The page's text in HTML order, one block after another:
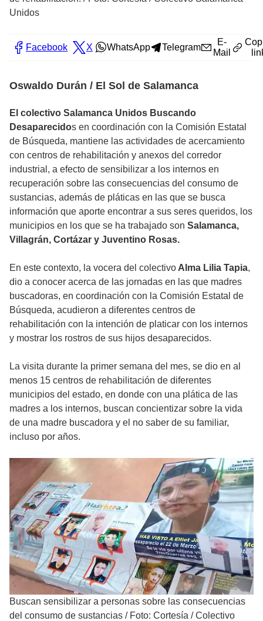
Unidos
Facebook X WhatsApp Telegram
E-
Mail
Oswaldo Durán / El Sol de Salamanca
El colectivo Salamanca Unidos Buscando
Desaparecidos en coordinación con la Comisión Estatal
de Búsqueda, mantiene las actividades de acercamiento
con centros de rehabilitación y anexos del corredor
industrial, a efecto de sensibilizar a los internos en
recuperación sobre las consecuencias del consumo de
sustancias, además de pláticas en las que se busca
información que aporte encontrar a sus seres queridos, los
municipios en los que se ha trabajado son Salamanca,
Villagrán, Cortázar y Juventino Rosas.
En este contexto, la vocera del colectivo Alma Lilia Tapia,
dio a conocer acerca de las jornadas en las que madres
buscadoras, en coordinación con la Comisión Estatal de
Búsqueda, acudieron a diferentes centros de
rehabilitación con la intención de platicar con los internos
y mostrar los rostros de sus hijos desaparecidos.
La visita durante la primer semana del mes, se dio en al
menos 15 centros de rehabilitación de diferentes
municipios del estado, en donde con una plática de las
madres a los internos, buscan concientizar sobre la vida
de una madre buscadora y el no saber de su familiar,
incluso por años.
Buscan sensibilizar a personas sobre las consecuencias
del consumo de sustancias / Foto: Cortesía / Colectivo